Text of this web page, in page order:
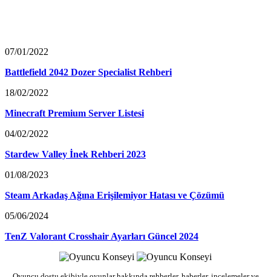
07/01/2022
Battlefield 2042 Dozer Specialist Rehberi
18/02/2022
Minecraft Premium Server Listesi
04/02/2022
Stardew Valley İnek Rehberi 2023
01/08/2023
Steam Arkadaş Ağına Erişilemiyor Hatası ve Çözümü
05/06/2024
TenZ Valorant Crosshair Ayarları Güncel 2024